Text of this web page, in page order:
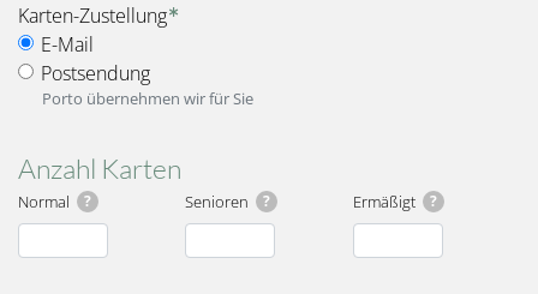
fieldset_for_delivery_options
Karten-Zustellung
E-Mail
Postsendung
Porto übernehmen wir für Sie
Anzahl Karten
?
Normal ?
Senioren ?
Ermäßigt